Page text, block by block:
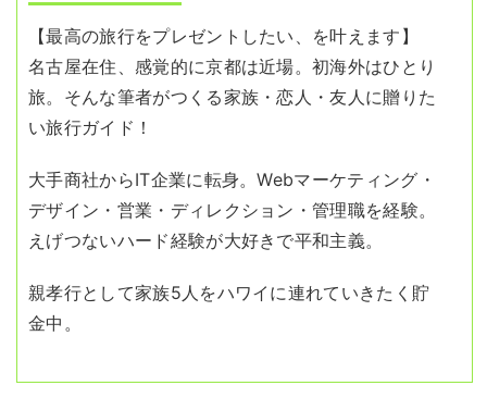
【最高の旅行をプレゼントしたい、を叶えます】
名古屋在住、感覚的に京都は近場。初海外はひとり
旅。そんな筆者がつくる家族・恋人・友人に贈りた
い旅行ガイド！
大手商社からIT企業に転身。Webマーケティング・
デザイン・営業・ディレクション・管理職を経験。
えげつないハード経験が大好きで平和主義。
親孝行として家族5人をハワイに連れていきたく貯
金中。